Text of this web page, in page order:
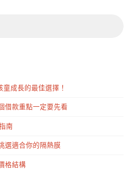
成長的最佳選擇！
借款重點一定要先看
南
選適合你的隔熱膜
格結構